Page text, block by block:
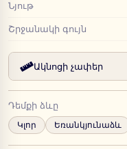
Նյութ
Շրջանակի գույն
Ակնոցի չափեր
Դեմքի ձևը
Կլոր Եռանկյունաձև